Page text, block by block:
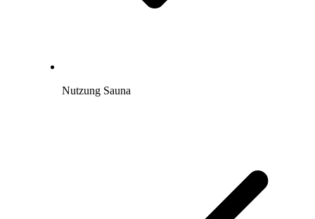
Nutzung Sauna